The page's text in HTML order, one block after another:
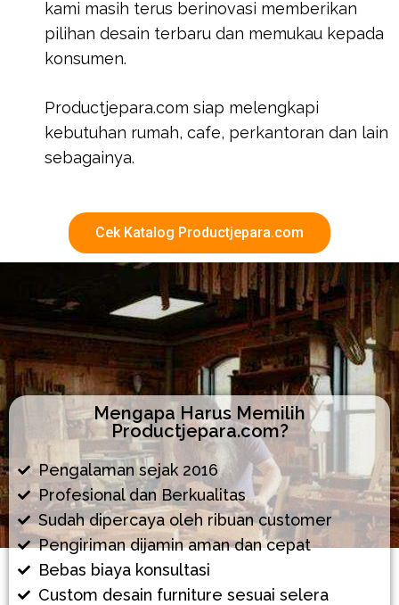
kami masih terus berinovasi memberikan
pilihan desain terbaru dan memukau kepada
konsumen.
Productjepara.com siap melengkapi
kebutuhan rumah, cafe, perkantoran dan lain
sebagainya.
Cek Katalog Productjepara.com
Mengapa Harus Memilih
Productjepara.com?
Pengalaman sejak 2016
Profesional dan Berkualitas
Sudah dipercaya oleh ribuan customer
Pengiriman dijamin aman dan cepat
Bebas biaya konsultasi
Custom desain furniture sesuai selera